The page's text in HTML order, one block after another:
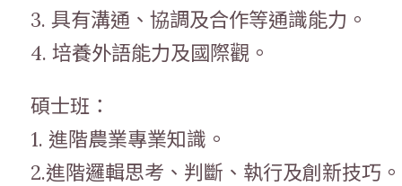
3. 具有溝通、協調及合作等通識能力。
4. 培養外語能力及國際觀。
碩士班：
1. 進階農業專業知識。
2.進階邏輯思考、判斷、執行及創新技巧。